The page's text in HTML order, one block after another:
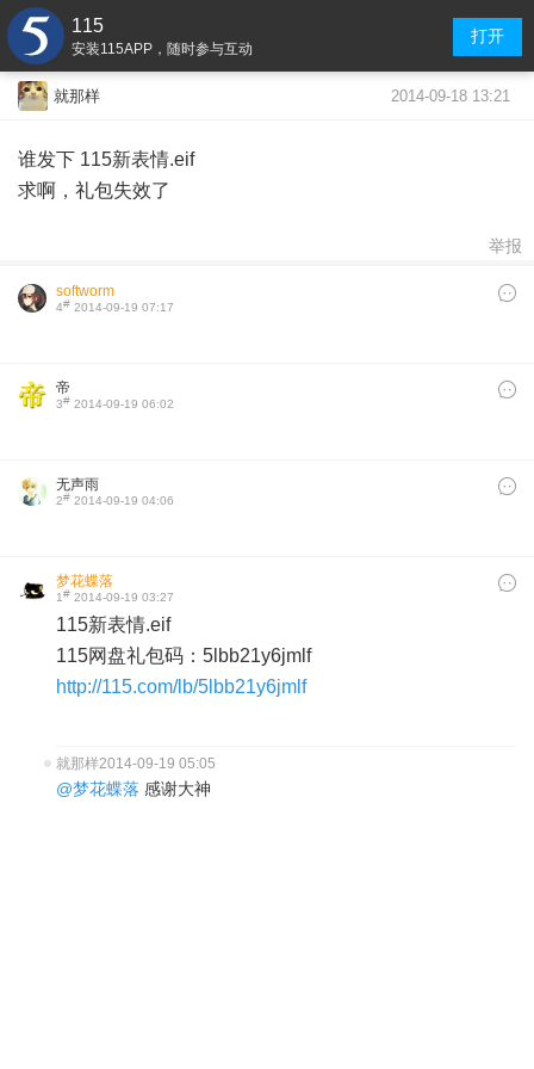
115
安装115APP，随时参与互动
打开
就那样 2014-09-18 13:21
谁发下 115新表情.eif
求啊，礼包失效了
举报
softworm
4# 2014-09-19 07:17
帝
3# 2014-09-19 06:02
无声雨
2# 2014-09-19 04:06
梦花蝶落
1# 2014-09-19 03:27
115新表情.eif
115网盘礼包码：5lbb21y6jmlf
http://115.com/lb/5lbb21y6jmlf
就那样2014-09-19 05:05
@梦花蝶落 感谢大神